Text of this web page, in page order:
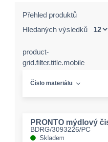
Přehled produktů
Hledaných výsledků
product-
grid.filter.title.mobile
Číslo materiálu
PRONTO mýdlový
BDRG/3093226/PC
Skladem